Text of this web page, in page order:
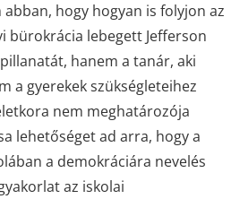
hogy hogyan is folyjon az
bürokrácia lebegett Jefferson
hanem a tanár, aki
a gyerekek szükségleteihez
nem meghatározója
lehetőséget ad arra, hogy a
a demokráciára nevelés
az iskolai